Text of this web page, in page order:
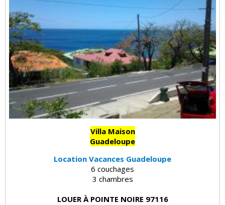
Villa Maison
Guadeloupe
Location Vacances Guadeloupe
6 couchages
3 chambres
LOUER À POINTE NOIRE 97116